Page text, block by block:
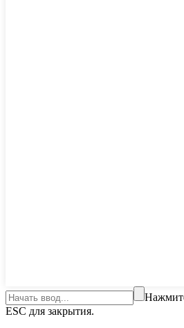
ESC для закрытия.